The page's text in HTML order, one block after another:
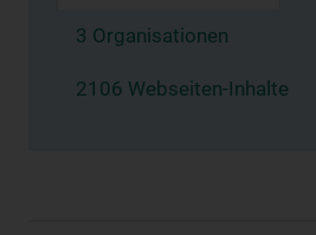
3 Organisationen
2106 Webseiten-Inhalte